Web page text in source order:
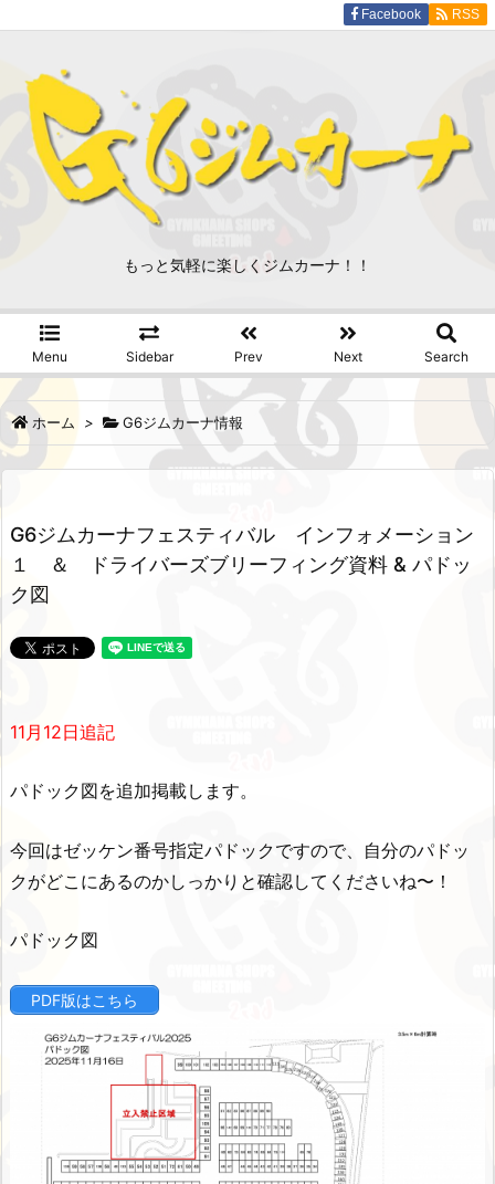
もっと気軽に楽しくジムカーナ！！
Menu Sidebar Prev Next Search
Facebook RSS
ホーム > G6ジムカーナ情報
G6ジムカーナフェスティバル インフォメーション
１ ＆ ドライバーズブリーフィング資料 & パドッ
ク図
11月12日追記
パドック図を追加掲載します。
今回はゼッケン番号指定パドックですので、自分のパドッ
クがどこにあるのかしっかりと確認してくださいね〜！
パドック図
PDF版はこちら